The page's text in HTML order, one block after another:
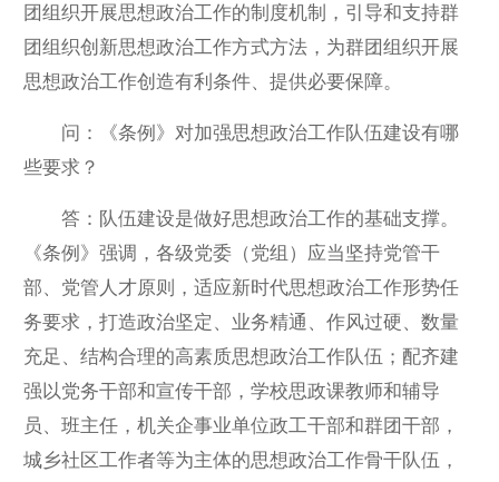
团组织开展思想政治工作的制度机制，引导和支持群
团组织创新思想政治工作方式方法，为群团组织开展
思想政治工作创造有利条件、提供必要保障。
问：《条例》对加强思想政治工作队伍建设有哪
些要求？
答：队伍建设是做好思想政治工作的基础支撑。
《条例》强调，各级党委（党组）应当坚持党管干
部、党管人才原则，适应新时代思想政治工作形势任
务要求，打造政治坚定、业务精通、作风过硬、数量
充足、结构合理的高素质思想政治工作队伍；配齐建
强以党务干部和宣传干部，学校思政课教师和辅导
员、班主任，机关企事业单位政工干部和群团干部，
城乡社区工作者等为主体的思想政治工作骨干队伍，